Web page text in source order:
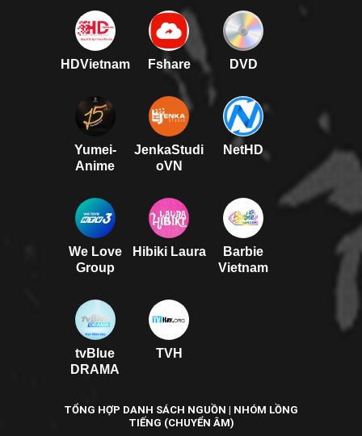
HDVietnam Fshare DVD
Yumei-
Anime
JenkaStudi
oVN
NetHD
We Love
Group
Hibiki Laura
Barbie
Vietnam
tvBlue
DRAMA
TVH
TỔNG HỢP DANH SÁCH NGUỒN | NHÓM LỒNG
TIẾNG (CHUYỂN ÂM)